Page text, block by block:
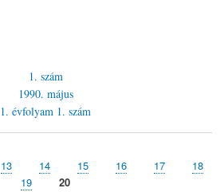
1. szám
1990. május
1. évfolyam 1. szám
Page
13 Page
14 Page
15 Page
16 Page
17 Page
18
Page
19
Jelenlegi
20